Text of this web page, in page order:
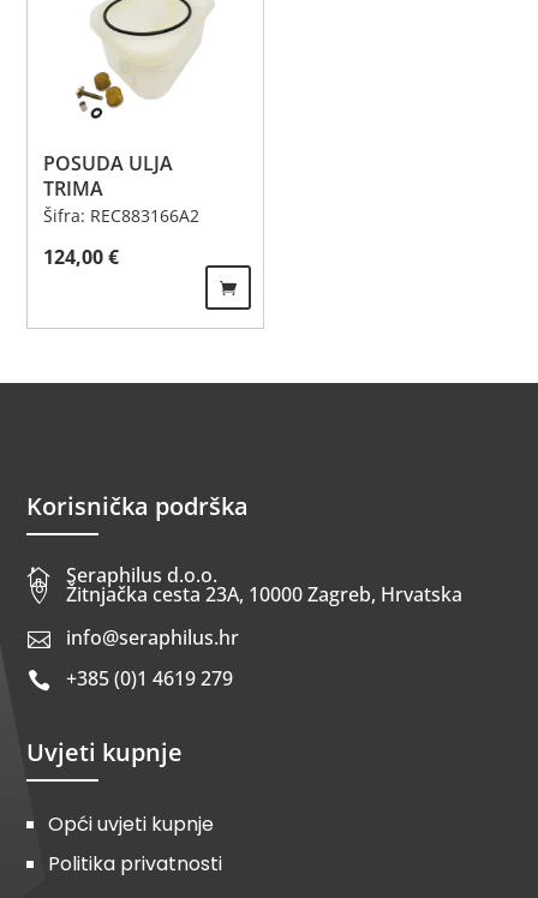
POSUDA ULJA
TRIMA
Šifra: REC883166A2
124,00€
Korisnička podrška
 Seraphilus d.o.o.
 Žitnjačka cesta 23A, 10000 Zagreb, Hrvatska
 info@seraphilus.hr
 +385 (0)1 4619 279
Uvjeti kupnje
Opći uvjeti kupnje
Politika privatnosti